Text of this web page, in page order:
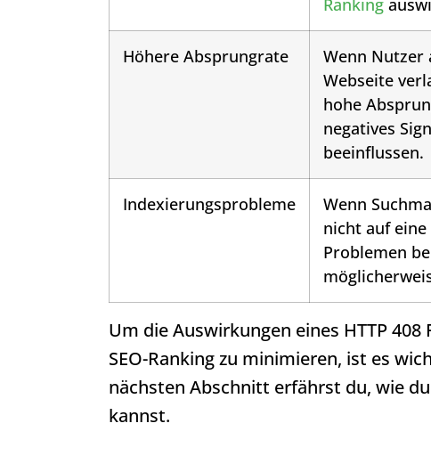
Ranking
Höhere Absprungrate Wenn Nutzer
Webseite
hohe
negatives
beeinflussen.
Indexierungsprobleme Wenn
nicht auf eine
Problemen
Um die Auswirkungen eines HTTP 408
SEO-Rankingzu minimieren, ist es
nächsten Abschnitt erfährst du, wie
kannst.